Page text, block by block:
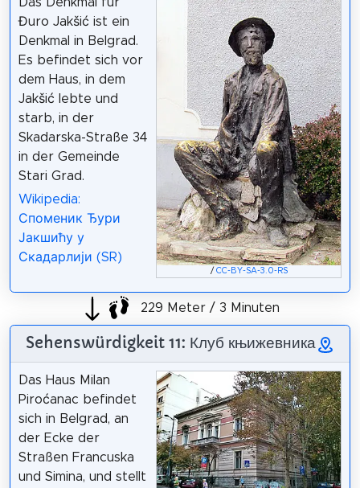
/ CC-BY-SA-3.0-RS
Das Denkmal für
Đuro Jakšić ist ein
Denkmal in Belgrad.
Es befindet sich vor
dem Haus, in dem
Jakšić lebte und
starb, in der
Skadarska-Straße 34
in der Gemeinde
Stari Grad.
Wikipedia:
Споменик Ђури
Јакшићу у
Скадарлији (SR)
229 Meter / 3 Minuten
Sehenswürdigkeit 11: Клуб књижевника
Das Haus Milan
Piroćanac befindet
sich in Belgrad, an
der Ecke der
Straßen Francuska
und Simina, und stellt